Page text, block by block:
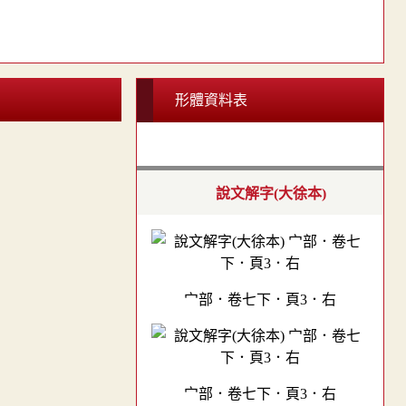
形體資料表
說文解字(大徐本)
宀部．卷七下．頁3．右
宀部．卷七下．頁3．右